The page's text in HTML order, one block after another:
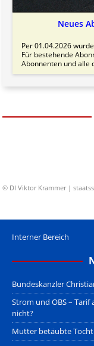
Neues
Per 01.04.2026
Für bestehende
Abonnenten und alle
© DI Viktor Krammer |
Interner Bereich
Bundeskanzler
Strom und OBS –
nicht?
Mutter betäubte